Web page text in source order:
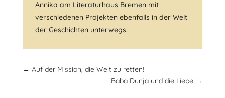
Annika am Literaturhaus Bremen mit
verschiedenen Projekten ebenfalls in der Welt
der Geschichten unterwegs.
← Auf der Mission, die Welt zu retten!
Baba Dunja und die Liebe →